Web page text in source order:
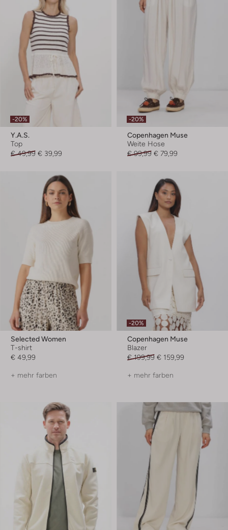
-20%
Y.a.s.
Top
€ 49,99 € 39,99
-20%
Copenhagen Muse
Weite Hose
€ 99,99 € 79,99
Selected Women
T-shirt
€ 49,99
+ mehr farben
-20%
Copenhagen Muse
Blazer
€ 199,99 € 159,99
+ mehr farben